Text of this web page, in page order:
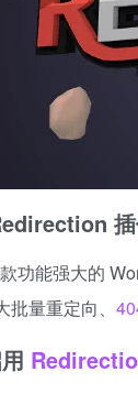
插
功能强大的
量重定向、